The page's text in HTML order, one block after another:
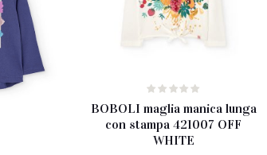
BOBOLI maglia manica lunga
con stampa 421007 OFF
WHITE